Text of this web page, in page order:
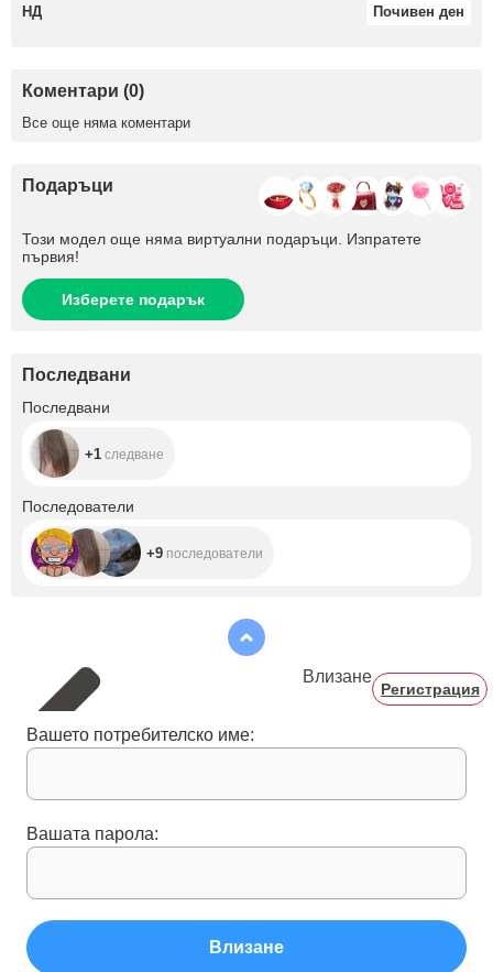
НД Почивен ден
Коментари (0)
Все още няма коментари
Подаръци
Този модел още няма виртуални подаръци. Изпратете
първия!
Изберете подарък
Последвани
Последвани
+1 следване
Последователи
+9 последователи
Влизане
Регистрация
Вашето потребителско име:
Вашата парола:
Влизане